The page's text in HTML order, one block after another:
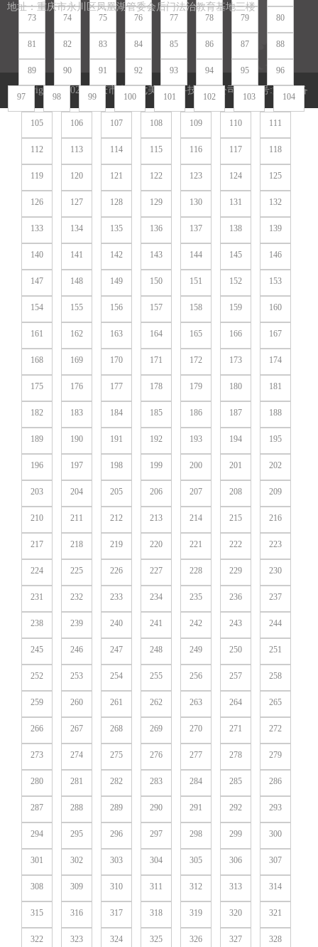
73 74 75 76 77 78 79 80
81 82 83 84 85 86 87 88
89 90 91 92 93 94 95 96
97 98 99 100 101 102 103 104
105 106 107 108 109 110 111
112 113 114 115 116 117 118
119 120 121 122 123 124 125
126 127 128 129 130 131 132
133 134 135 136 137 138 139
140 141 142 143 144 145 146
147 148 149 150 151 152 153
154 155 156 157 158 159 160
161 162 163 164 165 166 167
168 169 170 171 172 173 174
175 176 177 178 179 180 181
182 183 184 185 186 187 188
189 190 191 192 193 194 195
196 197 198 199 200 201 202
203 204 205 206 207 208 209
210 211 212 213 214 215 216
217 218 219 220 221 222 223
224 225 226 227 228 229 230
231 232 233 234 235 236 237
238 239 240 241 242 243 244
245 246 247 248 249 250 251
252 253 254 255 256 257 258
259 260 261 262 263 264 265
266 267 268 269 270 271 272
273 274 275 276 277 278 279
280 281 282 283 284 285 286
287 288 289 290 291 292 293
294 295 296 297 298 299 300
301 302 303 304 305 306 307
308 309 310 311 312 313 314
315 316 317 318 319 320 321
322 323 324 325 326 327 328
地址：重庆市永川区凤凰湖管委会后门法治教育基地三楼
Copyright (c)2020 重庆市七全七美智能科技有限公司 备案号:渝ICP备
2020011851号 七全七美版权所有 网站地图 网站地图